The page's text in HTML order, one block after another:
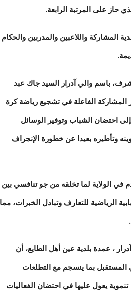
حاز على المرتبة الرابعة.
المشاركة واللاعبين والمدربين والحكام
باسم والي آدرار السيد جاك عبد
المشاركة الفاعلة في تشجيع رياضة كرة
احتضان الشباب وتوفير الوسائل
وتأطيره بعيدا عن خطورة الإنجراف
في الولاية لما تخلقه من جو تنافسي بين
الرياضية للتعارف وتبادل الخبرات، مما
، عمدة بلدية عين أهل الطايع، أن
بما ينسجم مع التطلعات
يعول عليها في احتضان الفعاليات